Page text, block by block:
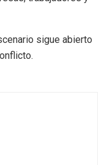
sigue abierto